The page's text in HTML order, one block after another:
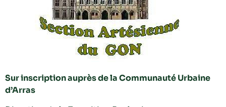
Sur inscription auprès de la Communauté Urbaine
d’Arras